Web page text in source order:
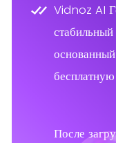
Vidnoz AI
После